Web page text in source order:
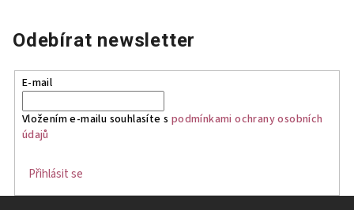
Odebírat newsletter
E-mail
Vložením e-mailu souhlasíte s podmínkami ochrany osobních
údajů
Přihlásit se